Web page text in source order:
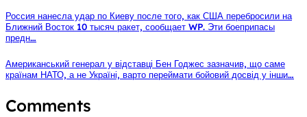
Россия нанесла удар по Киеву после того, как США перебросили на
Ближний Восток 10 тысяч ракет, сообщает WP. Эти боеприпасы
предн…
Американський генерал у відставці Бен Годжес зазначив, що саме
країнам НАТО, а не Україні, варто переймати бойовий досвід у інши…
Comments